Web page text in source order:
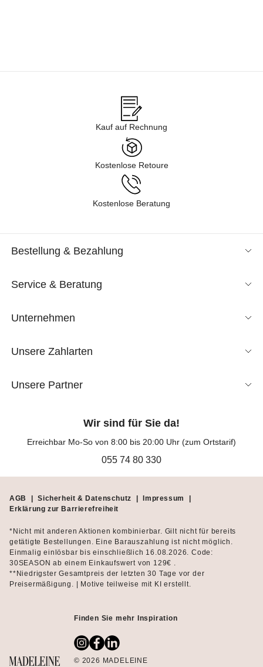
Kauf auf Rechnung
Kostenlose Retoure
Kostenlose Beratung
Bestellung & Bezahlung
Service & Beratung
Unternehmen
Unsere Zahlarten
Unsere Partner
Wir sind für Sie da!
Erreichbar Mo-So von 8:00 bis 20:00 Uhr (zum Ortstarif)
055 74 80 330
AGB | Sicherheit & Datenschutz | Impressum
|
Erklärung zur Barrierefreiheit
*Nicht mit anderen Aktionen kombinierbar. Gilt nicht für bereits
getätigte Bestellungen. Eine Barauszahlung ist nicht möglich.
Einmalig einlösbar bis einschließlich 16.08.2026. Code:
30SEASON ab einem Einkaufswert von 129€ .
**Niedrigster Gesamtpreis der letzten 30 Tage vor der
Preisermäßigung. | Motive teilweise mit KI erstellt.
Finden Sie mehr Inspiration
© 2026 MADELEINE